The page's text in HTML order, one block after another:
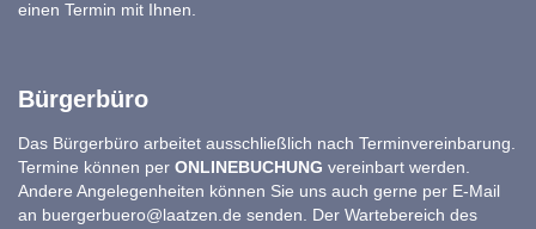
einen Termin mit Ihnen.
Bürgerbüro
Das Bürgerbüro arbeitet ausschließlich nach Terminvereinbarung.
Termine können per ONLINEBUCHUNG vereinbart werden.
Andere Angelegenheiten können Sie uns auch gerne per E-Mail
an buergerbuero@laatzen.de senden. Der Wartebereich des